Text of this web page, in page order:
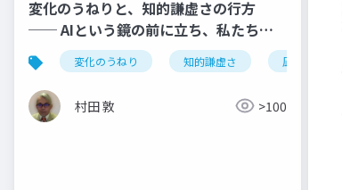
変化のうねりと、知的謙虚さの行方
── AIという鏡の前に立ち、私たちが
選ぶべき「凪」の佇まい
変化のうねり 知的謙虚さ 凪の佇まい
村田 敦 >100